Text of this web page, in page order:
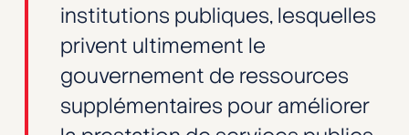
institutions publiques, lesquelles
privent ultimement le
gouvernement de ressources
supplémentaires pour améliorer